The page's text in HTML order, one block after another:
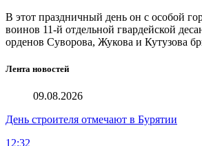
В этот праздничный день он с особой
воинов 11-й отдельной гвардейской
орденов Суворова, Жукова и Кутузова
Лента новостей
09.08.2026
День строителя отмечают в Бурятии
12:32